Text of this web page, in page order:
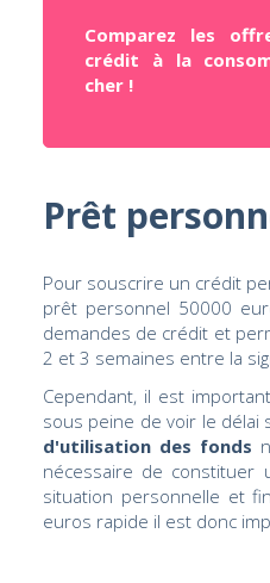
Comparez les
crédit à la
cher !
Prêt
Pour souscrire un crédit
prêt personnel 50000
demandes de crédit et
2 et 3 semaines entre la
Cependant, il est
sous peine de voir le délai
d'utilisation des fonds
nécessaire de constituer
situation personnelle et
euros rapide il est donc